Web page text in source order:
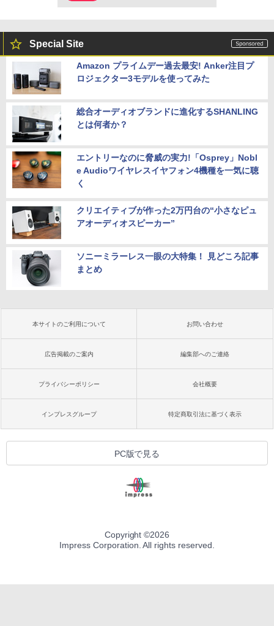
Special Site
Amazon プライムデー過去最安! Anker注目プ
ロジェクター3モデルを使ってみた
総合オーディオブランドに進化するSHANLING
とは何者か？
エントリーなのに脅威の実力!「Osprey」Nobl
e Audioワイヤレスイヤフォン4機種を一気に聴
く
クリエイティブが作った2万円台の“小さなピュ
アオーディオスピーカー”
ソニーミラーレス一眼の大特集！ 見どころ記事
まとめ
本サイトのご利用について お問い合わせ
広告掲載のご案内 編集部へのご連絡
プライバシーポリシー 会社概要
インプレスグループ 特定商取引法に基づく表示
PC版で見る
Copyright ©2026
Impress Corporation. All rights reserved.